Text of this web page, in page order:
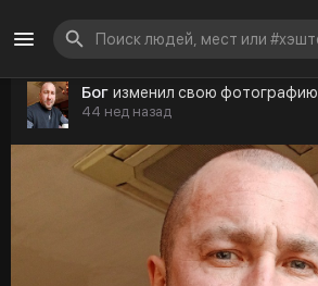
Бог изменил свою фотографию
44 нед назад